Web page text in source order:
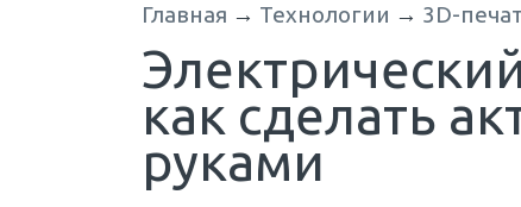
Главная → Технологии → 3D-
как сделать
руками